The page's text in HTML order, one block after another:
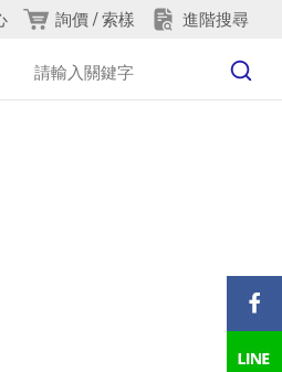
詢價 / 索樣 進階搜尋